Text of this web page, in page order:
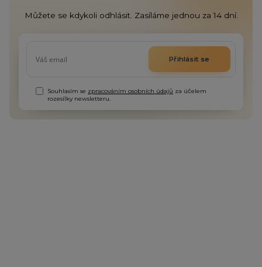
Můžete se kdykoli odhlásit. Zasíláme jednou za 14 dní.
Přihlásit se
Souhlasím se zpracováním osobních údajů za účelem
rozesílky newsletteru.